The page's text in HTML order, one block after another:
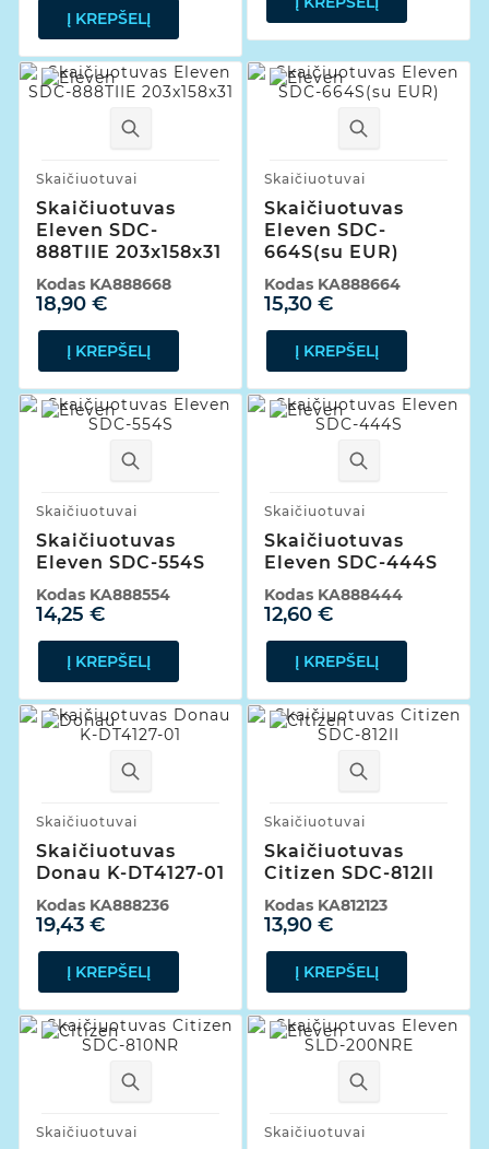
Į KREPŠELĮ
Skaičiuotuvai
Skaičiuotuvas
Eleven SDC-
888TIIE 203x158x31
18,90 €
Kodas KA888668
Į KREPŠELĮ
Skaičiuotuvai
Skaičiuotuvas
Eleven SDC-
664S(su EUR)
15,30 €
Kodas KA888664
Į KREPŠELĮ
Skaičiuotuvai
Skaičiuotuvas
Eleven SDC-554S
14,25 €
Kodas KA888554
Į KREPŠELĮ
Skaičiuotuvai
Skaičiuotuvas
Eleven SDC-444S
12,60 €
Kodas KA888444
Į KREPŠELĮ
Skaičiuotuvai
Skaičiuotuvas
Donau K-DT4127-01
19,43 €
Kodas KA888236
Į KREPŠELĮ
Skaičiuotuvai
Skaičiuotuvas
Citizen SDC-812II
13,90 €
Kodas KA812123
Į KREPŠELĮ
Skaičiuotuvai Skaičiuotuvai